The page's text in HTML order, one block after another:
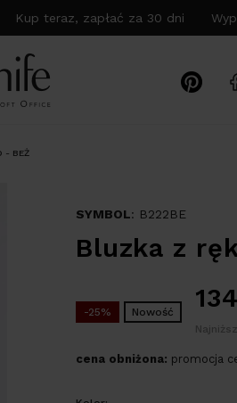
teraz, zapłać za 30 dni
- BEŻ
SYMBOL: B222BE
Bluzka z
-25% Nowość
cena obniżona: promocja